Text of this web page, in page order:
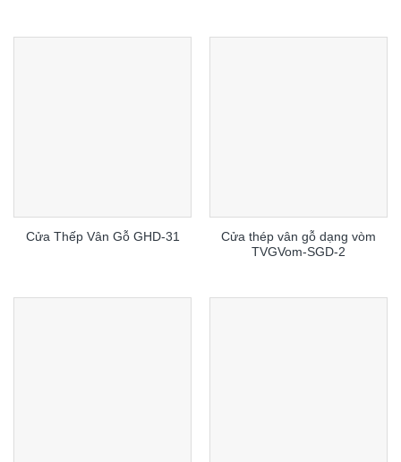
Cửa Thếp Vân Gỗ GHD-31
Cửa thép vân gỗ dạng vòm
TVGVom-SGD-2